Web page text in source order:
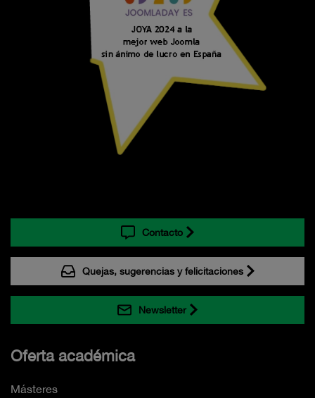
Contacto
Quejas, sugerencias y felicitaciones
Newsletter
Oferta académica
Másteres